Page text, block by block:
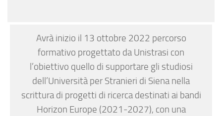
Avrà inizio il 13 ottobre 2022 percorso
formativo progettato da Unistrasi con
l’obiettivo quello di supportare gli studiosi
dell’Università per Stranieri di Siena nella
scrittura di progetti di ricerca destinati ai bandi
Horizon Europe (2021-2027), con una